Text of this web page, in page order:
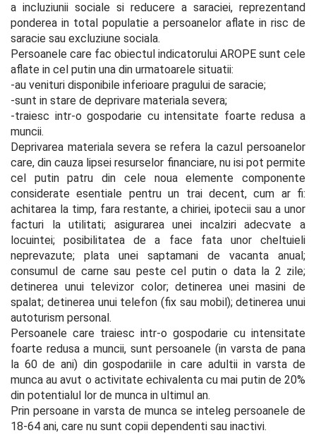
a incluziunii sociale si reducere a saraciei, reprezentand
ponderea in total populatie a persoanelor aflate in risc de
saracie sau excluziune sociala.
Persoanele care fac obiectul indicatorului AROPE sunt cele
aflate in cel putin una din urmatoarele situatii:
-au venituri disponibile inferioare pragului de saracie;
-sunt in stare de deprivare materiala severa;
-traiesc intr-o gospodarie cu intensitate foarte redusa a
muncii.
Deprivarea materiala severa se refera la cazul persoanelor
care, din cauza lipsei resurselor financiare, nu isi pot permite
cel putin patru din cele noua elemente componente
considerate esentiale pentru un trai decent, cum ar fi:
achitarea la timp, fara restante, a chiriei, ipotecii sau a unor
facturi la utilitati; asigurarea unei incalziri adecvate a
locuintei; posibilitatea de a face fata unor cheltuieli
neprevazute; plata unei saptamani de vacanta anual;
consumul de carne sau peste cel putin o data la 2 zile;
detinerea unui televizor color; detinerea unei masini de
spalat; detinerea unui telefon (fix sau mobil); detinerea unui
autoturism personal.
Persoanele care traiesc intr-o gospodarie cu intensitate
foarte redusa a muncii, sunt persoanele (in varsta de pana
la 60 de ani) din gospodariile in care adultii in varsta de
munca au avut o activitate echivalenta cu mai putin de 20%
din potentialul lor de munca in ultimul an.
Prin persoane in varsta de munca se inteleg persoanele de
18-64 ani, care nu sunt copii dependenti sau inactivi.